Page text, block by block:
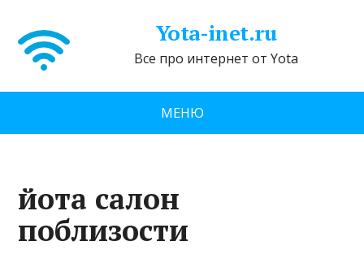
Yota-inet.ru
Все про интернет от Yota
МЕНЮ
йота салон
поблизости